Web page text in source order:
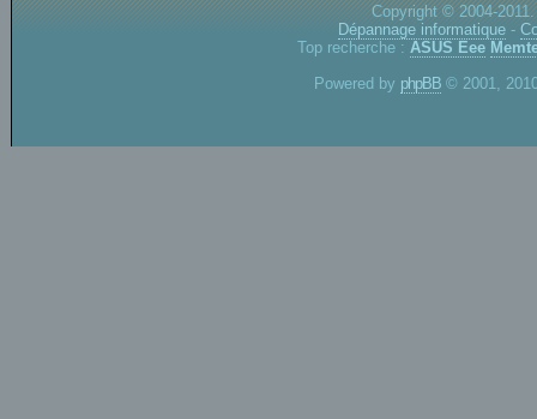
Copyright © 2004-
Dépannage informatique -
Top recherche : ASUS Eee
Powered by phpBB © 2001,